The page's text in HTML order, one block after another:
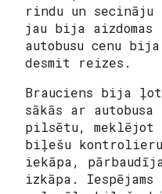
rindu un secināju
jau bija
autobusu cenu
desmit reizes.
Brauciens bija
sākās ar autobusa
pilsētu, meklējot
biļešu
iekāpa,
izkāpa.